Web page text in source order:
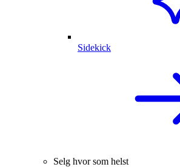
Sidekick
Selg hvor som helst